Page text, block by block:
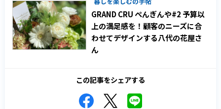
GRAND CRU ぺんぎんや#2 予算以
上の満足感を！顧客のニーズに合
わせてデザインする八代の花屋さ
ん
この記事をシェアする